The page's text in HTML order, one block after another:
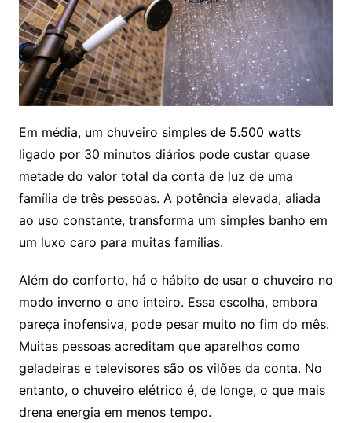
Em média, um chuveiro simples de 5.500 watts
ligado por 30 minutos diários pode custar quase
metade do valor total da conta de luz de uma
família de três pessoas. A potência elevada, aliada
ao uso constante, transforma um simples banho em
um luxo caro para muitas famílias.
Além do conforto, há o hábito de usar o chuveiro no
modo inverno o ano inteiro. Essa escolha, embora
pareça inofensiva, pode pesar muito no fim do mês.
Muitas pessoas acreditam que aparelhos como
geladeiras e televisores são os vilões da conta. No
entanto, o chuveiro elétrico é, de longe, o que mais
drena energia em menos tempo.